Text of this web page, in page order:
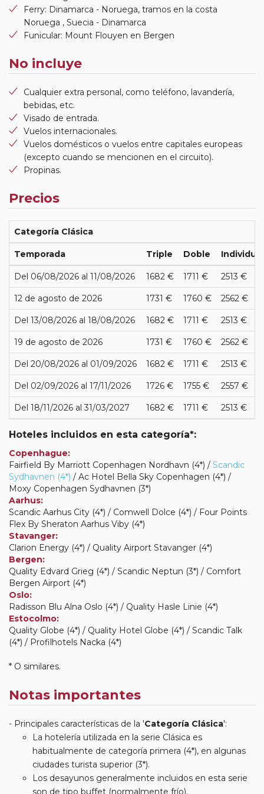
Ferry: Dinamarca - Noruega, tramos en la costa
Noruega , Suecia - Dinamarca
Funicular: Mount Flouyen en Bergen
No incluye
Cualquier extra personal, como teléfono, lavandería,
bebidas, etc.
Visado de entrada.
Vuelos internacionales.
Vuelos domésticos o vuelos entre capitales europeas
(excepto cuando se mencionen en el circuito).
Propinas.
Precios
Categoría Clásica
Temporada Triple Doble Individual
Del 06/08/2026 al 11/08/2026 1682 € 1711 € 2513 €
12 de agosto de 2026 1731 € 1760 € 2562 €
Del 13/08/2026 al 18/08/2026 1682 € 1711 € 2513 €
19 de agosto de 2026 1731 € 1760 € 2562 €
Del 20/08/2026 al 01/09/2026 1682 € 1711 € 2513 €
Del 02/09/2026 al 17/11/2026 1726 € 1755 € 2557 €
Del 18/11/2026 al 31/03/2027 1682 € 1711 € 2513 €
Hoteles incluidos en esta categoría*:
Copenhague:
Fairfield By Marriott Copenhagen Nordhavn (4*) / Scandic
Sydhavnen (4*) / Ac Hotel Bella Sky Copenhagen (4*) /
Moxy Copenhagen Sydhavnen (3*)
Aarhus:
Scandic Aarhus City (4*) / Comwell Dolce (4*) / Four Points
Flex By Sheraton Aarhus Viby (4*)
Stavanger:
Clarion Energy (4*) / Quality Airport Stavanger (4*)
Bergen:
Quality Edvard Grieg (4*) / Scandic Neptun (3*) / Comfort
Bergen Airport (4*)
Oslo:
Radisson Blu Alna Oslo (4*) / Quality Hasle Linie (4*)
Estocolmo:
Quality Globe (4*) / Quality Hotel Globe (4*) / Scandic Talk
(4*) / Profilhotels Nacka (4*)
* O similares.
Notas importantes
Principales características de la 'Categoría Clásica':
La hotelería utilizada en la serie Clásica es
habitualmente de categoría primera (4*), en algunas
ciudades turista superior (3*).
Los desayunos generalmente incluidos en esta serie
son de tipo buffet (normalmente frío).